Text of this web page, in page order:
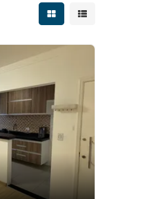
Mostrar resultados
Mostrar